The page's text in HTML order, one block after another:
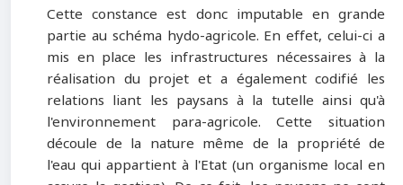
Cette constance est donc imputable en grande
partie au schéma hydo-agricole. En effet, celui-ci a
mis en place les infrastructures nécessaires à la
réalisation du projet et a également codifié les
relations liant les paysans à la tutelle ainsi qu'à
l'environnement para-agricole. Cette situation
découle de la nature même de la propriété de
l'eau qui appartient à l'Etat (un organisme local en